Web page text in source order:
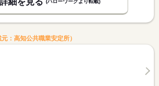
(ハローワークより転載)
：高知公共職業安定所）